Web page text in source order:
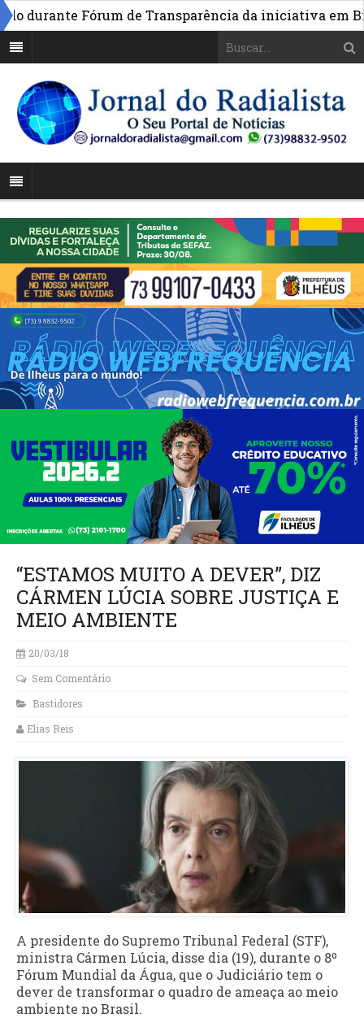
Fórum de Transparência da iniciativa em
“ESTAMOS MUITO A DEVER”, DIZ
CÁRMEN LÚCIA SOBRE JUSTIÇA E
MEIO AMBIENTE
20/03/18
Sem Comentário
Bastidores
Elias Reis
A presidente do Supremo Tribunal Federal (STF),
ministra Cármen Lúcia, disse dia (19), durante o 8º
Fórum Mundial da Água, que o Judiciário tem o
dever de transformar o quadro de ameaça ao meio
ambiente no Brasil.